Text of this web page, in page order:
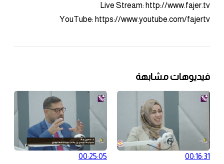
Live Stream: http://www.fajer.tv
YouTube: https://www.youtube.com/fajertv
فيديوهات مشابهة
00:16:31
00:25:05